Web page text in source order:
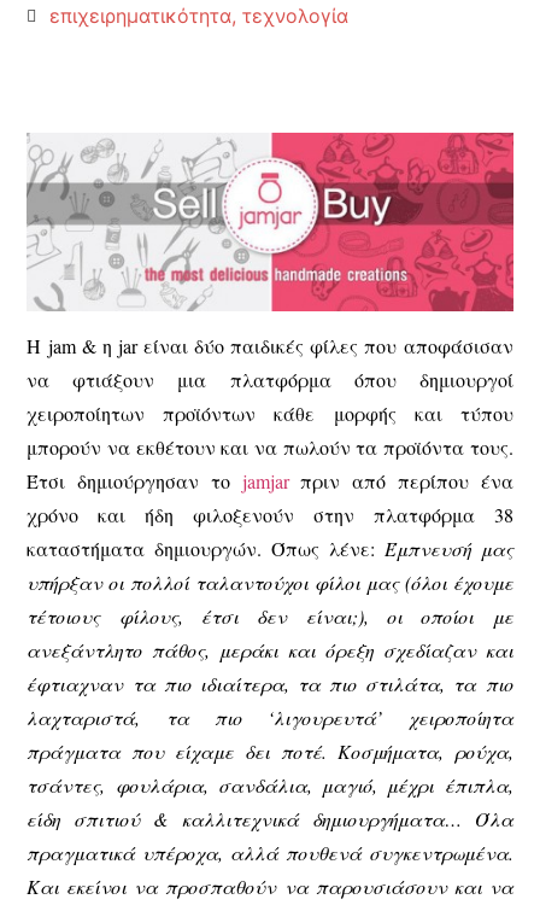
επιχειρηματικότητα,τεχνολογία
Η jam & η jar είναι δύο παιδικές φίλες που αποφάσισαν
να φτιάξουν μια πλατφόρμα όπου δημιουργοί
χειροποίητων προϊόντων κάθε μορφής και τύπου
μπορούν να εκθέτουν και να πωλούν τα προϊόντα τους.
Έτσι δημιούργησαν το jamjarπριν από περίπου ένα
χρόνο και ήδη φιλοξενούν στην πλατφόρμα 38
καταστήματα δημιουργών. Όπως λένε: Έμπνευσή μας
υπήρξαν οι πολλοί ταλαντούχοι φίλοι μας (όλοι έχουμε
τέτοιους φίλους, έτσι δεν είναι;), οι οποίοι με
ανεξάντλητο πάθος, μεράκι και όρεξη σχεδίαζαν και
έφτιαχναν τα πιο ιδιαίτερα, τα πιο στιλάτα, τα πιο
λαχταριστά, τα πιο ‘λιγουρευτά’ χειροποίητα
πράγματα που είχαμε δει ποτέ. Κοσμήματα, ρούχα,
τσάντες, φουλάρια, σανδάλια, μαγιό, μέχρι έπιπλα,
είδη σπιτιού & καλλιτεχνικά δημιουργήματα… Όλα
πραγματικά υπέροχα, αλλά πουθενά συγκεντρωμένα.
Και εκείνοι να προσπαθούν να παρουσιάσουν και να